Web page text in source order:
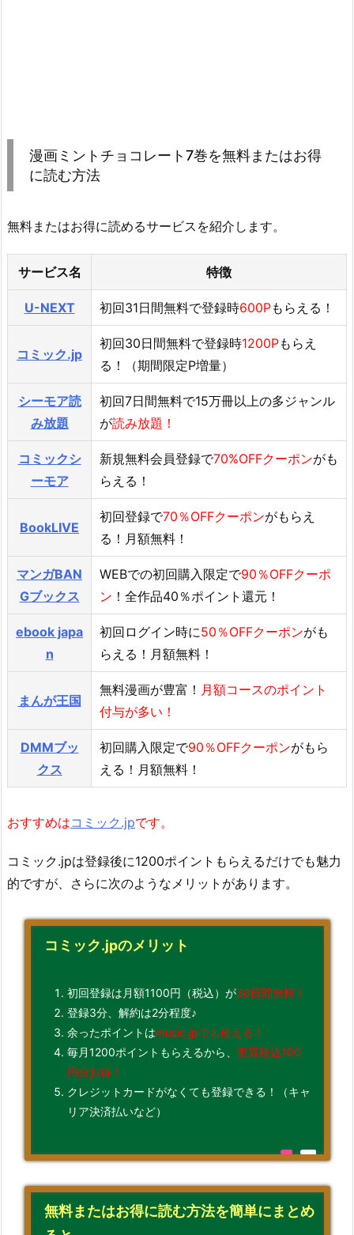
漫画ミントチョコレート7巻を無料またはお得
に読む方法
無料またはお得に読めるサービスを紹介します。
サービス名 特徴
U-NEXT 初回31日間無料で登録時600Pもらえる！
コミック.jp
初回30日間無料で登録時1200Pもらえ
る！（期間限定P増量）
シーモア読
み放題
初回7日間無料で15万冊以上の多ジャンル
が読み放題！
コミックシ
ーモア
新規無料会員登録で70%OFFクーポンがも
らえる！
BookLIVE
初回登録で70％OFFクーポンがもらえ
る！月額無料！
マンガBAN
Gブックス
WEBでの初回購入限定で90％OFFクーポ
ン ！全作品40％ポイント還元！
ebook japa
n
初回ログイン時に50％OFFクーポンがも
らえる！月額無料！
まんが王国
無料漫画が豊富！ 月額コースのポイント
付与が多い！
DMMブッ
クス
初回購入限定で90％OFFクーポンがもら
える！月額無料！
おすすめはコミック.jpです。
コミック.jpは登録後に1200ポイントもらえるだけでも魅力
的ですが、さらに次のようなメリットがあります。
コミック.jpのメリット
初回登録は月額1100円（税込）が30日間無料！
登録3分、解約は2分程度♪
余ったポイントはmusic.jpでも使える！
毎月1200ポイントもらえるから、 実質税込100
円分お得！
クレジットカードがなくても登録できる！（キャ
リア決済払いなど）
無料またはお得に読む方法を簡単にまとめ